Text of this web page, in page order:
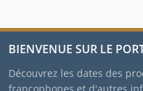
BIENVENUE SUR LE
Découvrez les dates des